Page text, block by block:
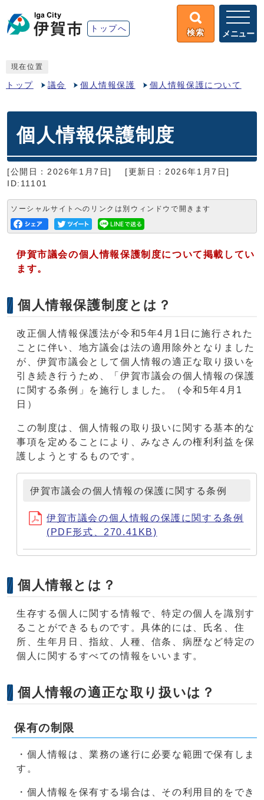
トップへ 検索 メニュー
現在位置
トップ 議会 個人情報保護 個人情報保護について
個人情報保護制度
[公開日：2026年1月7日]
[更新日：2026年1月7日]
ID:11101
ソーシャルサイトへのリンクは別ウィンドウで開きます
伊賀市議会の個人情報保護制度について掲載してい
ます。
個人情報保護制度とは？
改正個人情報保護法が令和5年4月1日に施行された
ことに伴い、地方議会は法の適用除外となりました
が、伊賀市議会として個人情報の適正な取り扱いを
引き続き行うため、「伊賀市議会の個人情報の保護
に関する条例」を施行しました。（令和5年4月1
日）
この制度は、個人情報の取り扱いに関する基本的な
事項を定めることにより、みなさんの権利利益を保
護しようとするものです。
伊賀市議会の個人情報の保護に関する条例
伊賀市議会の個人情報の保護に関する条例
(PDF形式、270.41KB)
個人情報とは？
生存する個人に関する情報で、特定の個人を識別す
ることができるものです。具体的には、氏名、住
所、生年月日、指紋、人種、信条、病歴など特定の
個人に関するすべての情報をいいます。
個人情報の適正な取り扱いは？
保有の制限
・個人情報は、業務の遂行に必要な範囲で保有しま
す。
・個人情報を保有する場合は、その利用目的をでき